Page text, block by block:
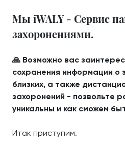
Мы iWALY - Сервис
захоронениями.
🙏 Возможно вас
сохранения информации о
близких, а также
захоронений - позвольте
уникальны и как сможем
Итак приступим.